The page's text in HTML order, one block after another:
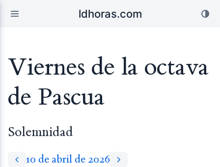
ldhoras.com
Viernes de la octava
de Pascua
Solemnidad
10 de abril de 2026